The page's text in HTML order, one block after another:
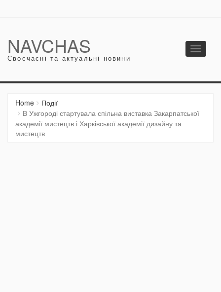
NAVCHAS
Своєчасні та актуальні новини
Toggle
Home
Події
В Ужгороді стартувала спільна виставка Закарпатської
академії мистецтв і Харківської академії дизайну та
мистецтв